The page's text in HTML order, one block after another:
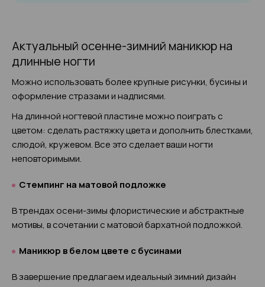
Актуальный осенне-зимний маникюр на
длинные ногти
Можно использовать более крупные рисунки, бусины и
оформление стразами и надписями.
На длинной ногтевой пластине можно поиграть с
цветом: сделать растяжку цвета и дополнить блестками,
слюдой, кружевом. Все это сделает ваши ногти
неповторимыми.
Стемпинг на матовой подложке
В трендах осени-зимы флористические и абстрактные
мотивы, в сочетании с матовой бархатной подложкой.
Маникюр в белом цвете с бусинами
В завершение предлагаем идеальный зимний дизайн